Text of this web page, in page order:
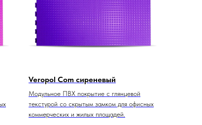
Veropol Com сиреневый
Модульное ПВХ покрытие с глянцевой
текстурой со скрытым замком для офисных
коммерческих и жилых площадей.